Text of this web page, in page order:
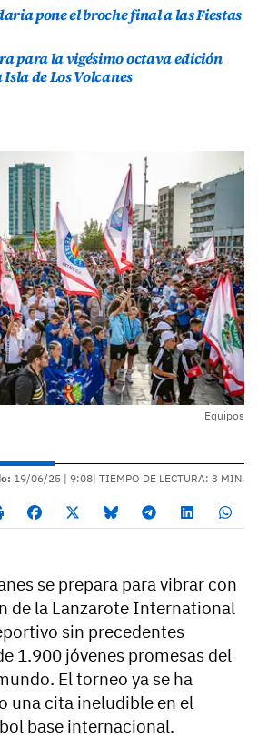
pone el broche final a las Fiestas
para la vigésimo octava edición
de Los Volcanes
Equipos
19/06/25 | 9:08| TIEMPO DE LECTURA: 3 MIN.
se prepara para vibrar con
de la Lanzarote International
sin precedentes
1.900 jóvenes promesas del
El torneo ya se ha
una cita ineludible en el
base internacional.